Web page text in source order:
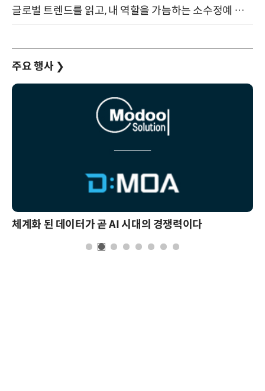
글로벌 트렌드를 읽고, 내 역할을 가늠하는 소수정예 실습 워크숍 (8/28)
주요 행사 ❯
체계화 된 데이터가 곧 AI 시대의 경쟁력이다